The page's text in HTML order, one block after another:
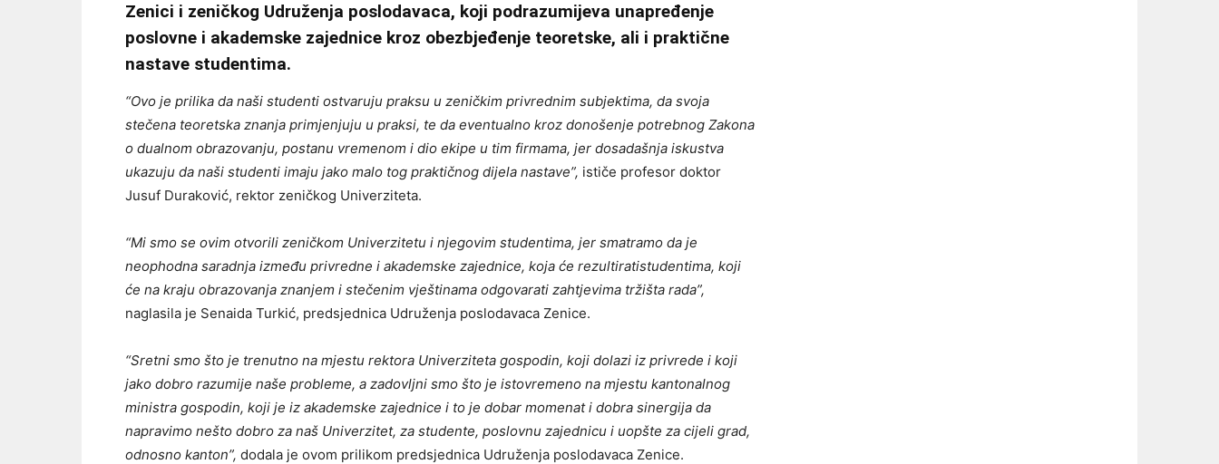
Zenici i zeničkog Udruženja poslodavaca, koji podrazumijeva unapređenje
poslovne i akademske zajednice kroz obezbjeđenje teoretske, ali i praktične
nastave studentima.
“Ovo je prilika da naši studenti ostvaruju praksu u zeničkim privrednim subjektima, da svoja
stečena teoretska znanja primjenjuju u praksi, te da eventualno kroz donošenje potrebnog Zakona
o dualnom obrazovanju, postanu vremenom i dio ekipe u tim firmama, jer dosadašnja iskustva
ukazuju da naši studenti imaju jako malo tog praktičnog dijela nastave”, ističe profesor doktor
Jusuf Duraković, rektor zeničkog Univerziteta.
“Mi smo se ovim otvorili zeničkom Univerzitetu i njegovim studentima, jer smatramo da je
neophodna saradnja između privredne i akademske zajednice, koja će rezultiratistudentima, koji
će na kraju obrazovanja znanjem i stečenim vještinama odgovarati zahtjevima tržišta rada”,
naglasila je Senaida Turkić, predsjednica Udruženja poslodavaca Zenice.
“Sretni smo što je trenutno na mjestu rektora Univerziteta gospodin, koji dolazi iz privrede i koji
jako dobro razumije naše probleme, a zadovljni smo što je istovremeno na mjestu kantonalnog
ministra gospodin, koji je iz akademske zajednice i to je dobar momenat i dobra sinergija da
napravimo nešto dobro za naš Univerzitet, za studente, poslovnu zajednicu i uopšte za cijeli grad,
odnosno kanton”, dodala je ovom prilikom predsjednica Udruženja poslodavaca Zenice.